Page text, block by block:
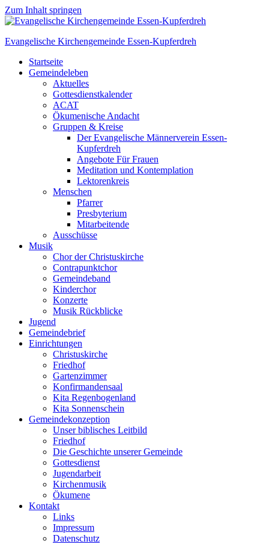
Zum Inhalt springen
Evangelische Kirchengemeinde Essen-Kupferdreh
Startseite
Gemeindeleben
Aktuelles
Gottesdienstkalender
ACAT
Ökumenische Andacht
Gruppen & Kreise
Der Evangelische Männerverein Essen-
Kupferdreh
Angebote Für Frauen
Meditation und Kontemplation
Lektorenkreis
Menschen
Pfarrer
Presbyterium
Mitarbeitende
Ausschüsse
Musik
Chor der Christuskirche
Contrapunktchor
Gemeindeband
Kinderchor
Konzerte
Musik Rückblicke
Jugend
Gemeindebrief
Einrichtungen
Christuskirche
Friedhof
Gartenzimmer
Konfirmandensaal
Kita Regenbogenland
Kita Sonnenschein
Gemeindekonzeption
Unser biblisches Leitbild
Friedhof
Die Geschichte unserer Gemeinde
Gottesdienst
Jugendarbeit
Kirchenmusik
Ökumene
Kontakt
Links
Impressum
Datenschutz